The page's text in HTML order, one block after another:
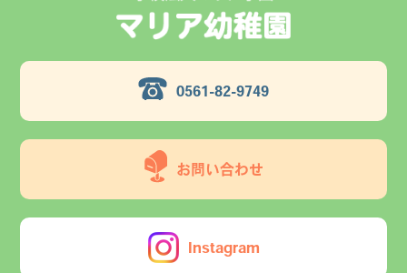
0561-82-9749
お問い合わせ
Instagram